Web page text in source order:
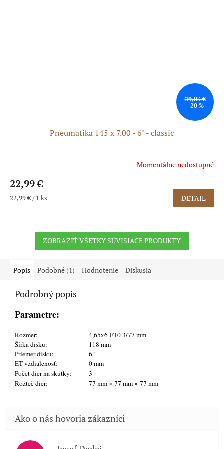
29,03 €
–20 %
Pneumatika 145 x 7.00 - 6" - classic
Momentálne nedostupné
22,99 €
Jednotková
22,99 € / 1 ks DETAIL
ZOBRAZIŤ VŠETKY SÚVISIACE PRODUKTY
Popis Podobné (1) Hodnotenie Diskusia
Podrobný popis
Parametre:
Rozmer:
4,65x6 ET0 3/77 mm
Šírka disku:
118 mm
Priemer disku:
6"
ET vzdialenosť:
0 mm
Počet dier na skutky:
3
Rozteč dier:
77 mm × 77 mm × 77 mm